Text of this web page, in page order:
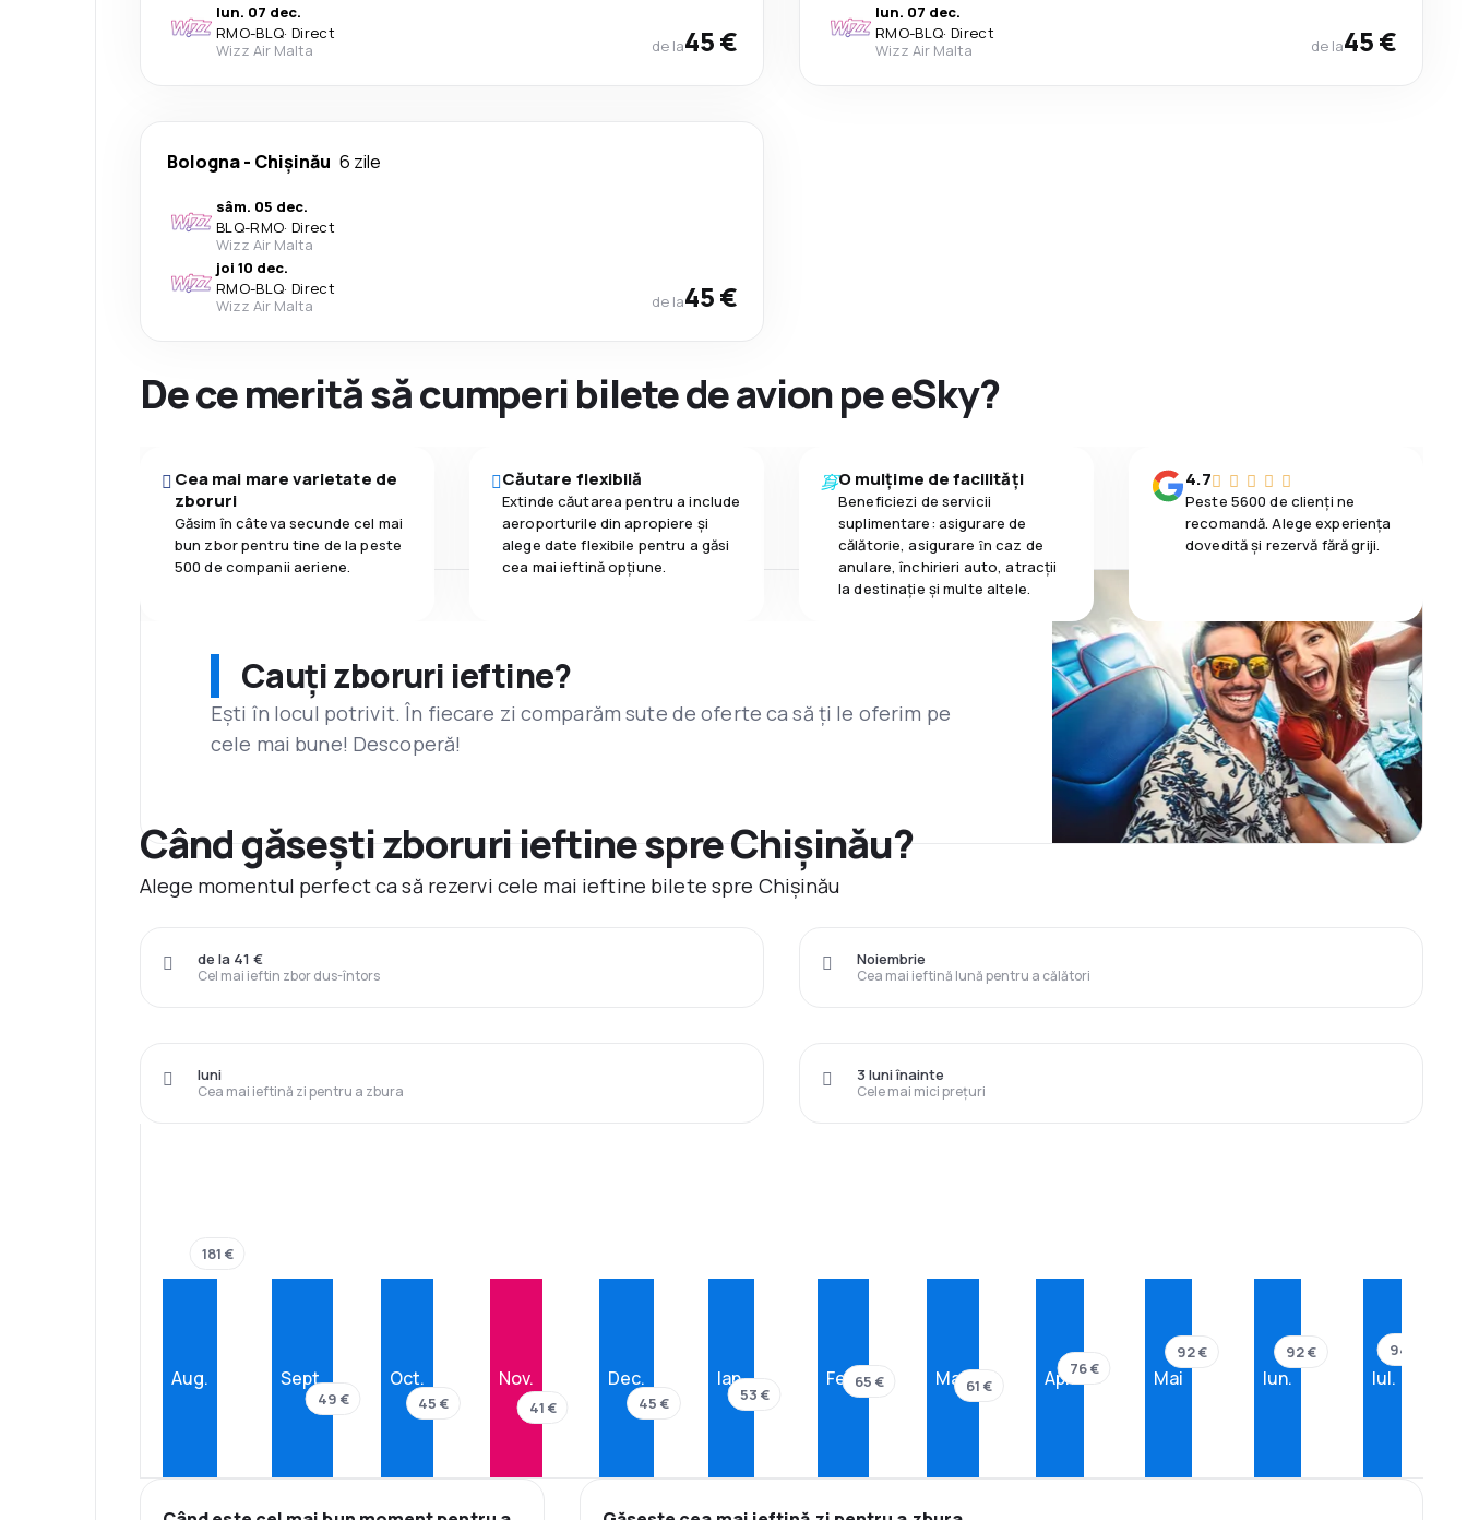
lun. 07 dec.
RMO-BLQ· Direct
Wizz Air Malta
de la45 €
lun. 07 dec.
RMO-BLQ· Direct
Wizz Air Malta
de la45 €
Bologna- Chișinău 6 zile
sâm. 05 dec.
BLQ-RMO· Direct
Wizz Air Malta
joi 10 dec.
RMO-BLQ· Direct
Wizz Air Malta
de la45 €
De ce merită să cumperi bilete de avion pe eSky?
Cea mai mare varietate de
zboruri
Găsim în câteva secunde cel mai
bun zbor pentru tine de la peste
500 de companii aeriene.
Căutare flexibilă
Extinde căutarea pentru a include
aeroporturile din apropiere și
alege date flexibile pentru a găsi
cea mai ieftină opțiune.
O mulțime de facilități
Beneficiezi de servicii
suplimentare: asigurare de
călătorie, asigurare ȋn caz de
anulare, închirieri auto, atracții
la destinaţie și multe altele.
4.7
Peste 5600 de clienți ne
recomandă. Alege experiența
dovedită și rezervă fără griji.
Cauți zboruri ieftine?
Ești în locul potrivit. În fiecare zi comparăm sute de oferte ca să ți le oferim pe
cele mai bune! Descoperă!
Când găsești zboruri ieftine spre Chișinău?
Alege momentul perfect ca să rezervi cele mai ieftine bilete spre Chișinău
Cel mai ieftin zbor dus-întors
de la 41 €
Cea mai ieftină lună pentru a călători
Noiembrie
Cea mai ieftină zi pentru a zbura
luni
Cele mai mici prețuri
3 luni înainte
Aug.
181 €
Sept.
49 €
Oct.
45 €
Nov.
41 €
Dec.
45 €
Ian.
53 €
Feb.65 € Mar.61 € Apr.76 € Mai
92 €
Iun.
92 €
Iul.
94 €